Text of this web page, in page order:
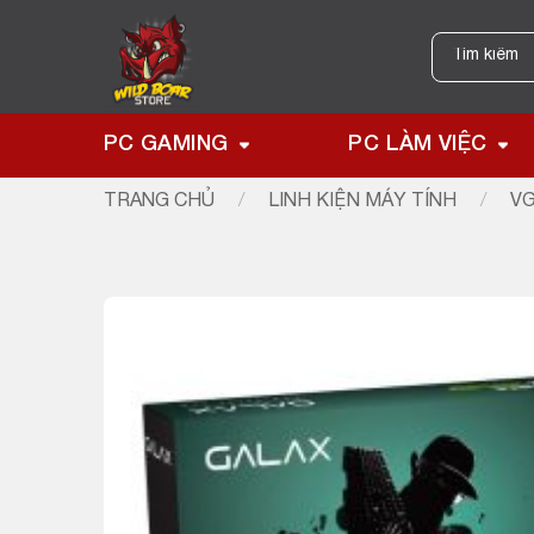
Tìm
kiếm:
PC GAMING PC LÀM VIỆC
TRANG CHỦ / LINH KIỆN MÁY TÍNH /